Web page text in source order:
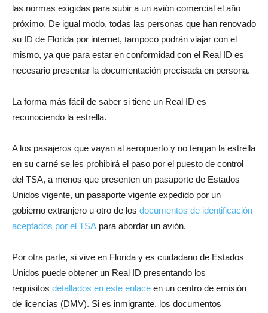
las normas exigidas para subir a un avión comercial el año
próximo. De igual modo, todas las personas que han renovado
su ID de Florida por internet, tampoco podrán viajar con el
mismo, ya que para estar en conformidad con el Real ID es
necesario presentar la documentación precisada en persona.
La forma más fácil de saber si tiene un Real ID es
reconociendo la estrella.
A los pasajeros que vayan al aeropuerto y no tengan la estrella
en su carné se les prohibirá el paso por el puesto de control
del TSA, a menos que presenten un pasaporte de Estados
Unidos vigente, un pasaporte vigente expedido por un
gobierno extranjero u otro de los documentos de identificación
aceptados por el TSA para abordar un avión.
Por otra parte, si vive en Florida y es ciudadano de Estados
Unidos puede obtener un Real ID presentando los
requisitos detallados en este enlace en un centro de emisión
de licencias (DMV). Si es inmigrante, los documentos